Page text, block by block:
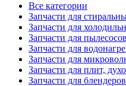
Все категории
Запчасти для
Запчасти для
Запчасти для пылесосов
Запчасти для
Запчасти для
Запчасти для плит,
Запчасти для блендеров